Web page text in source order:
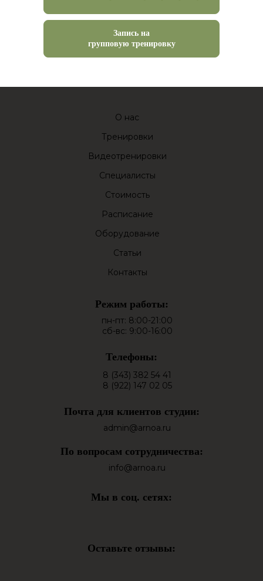
Запись на
групповую тренировку
О нас
Тренировки
Видеотренировки
Специалисты
Стоимость
Расписание
Оборудование
Статьи
Контакты
Режим работы:
пн-пт: 8:00-21:00
сб-вс: 9:00-16:00
Телефоны:
8 (343) 382 54 41
8 (922) 147 02 05
Почта для клиентов студии:
admin@arnoa.ru
По вопросам сотрудничества:
info@arnoa.ru
Мы в соц. сетях:
Оставьте отзывы: